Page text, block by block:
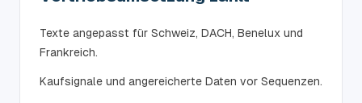
Texte angepasst für Schweiz, DACH, Benelux und
Frankreich.
Kaufsignale und angereicherte Daten vor Sequenzen.